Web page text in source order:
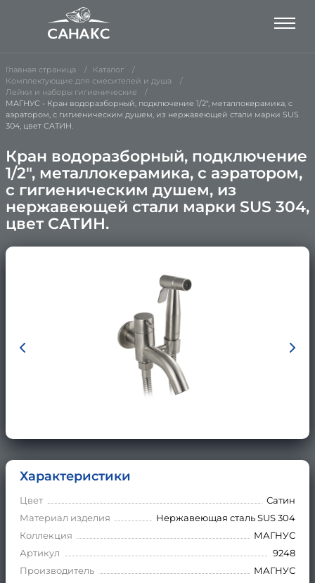
Главная страница
Каталог
Комплектующие для смесителей и душа
Лейки и наборы гигиенические
МАГНУС - Кран водоразборный, подключение 1/2", металлокерамика, с
аэратором, с гигиеническим душем, из нержавеющей стали марки SUS
304, цвет САТИН.
Кран водоразборный, подключение
1/2", металлокерамика, с аэратором,
с гигиеническим душем, из
нержавеющей стали марки SUS 304,
цвет САТИН.
Характеристики
Цвет
Сатин
Материал изделия
Нержавеющая сталь SUS 304
Коллекция
МАГНУС
Артикул
9248
Производитель
МАГНУС